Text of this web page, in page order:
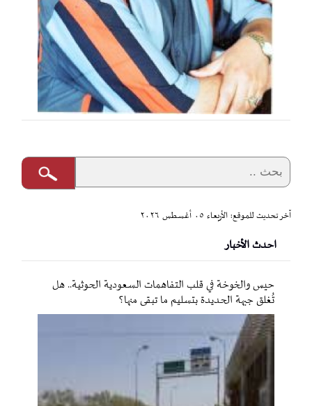
آخر تحديث للموقع: الأربعاء ٠٥ أغسطس ٢٠٢٦
احدث الأخبار
حيس والخوخة في قلب التفاهمات السعودية الحوثية.. هل
تُغلق جبهة الحديدة بتسليم ما تبقى منها؟